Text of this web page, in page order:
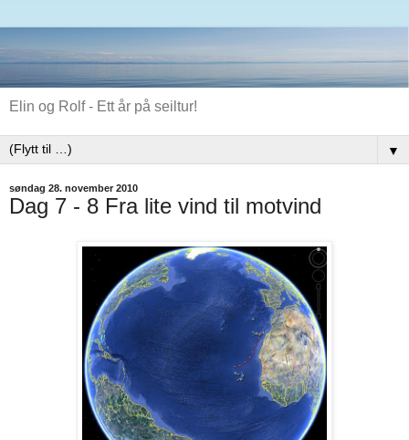
Elin og Rolf - Ett år på seiltur!
▼
søndag 28. november 2010
Dag 7 - 8 Fra lite vind til motvind